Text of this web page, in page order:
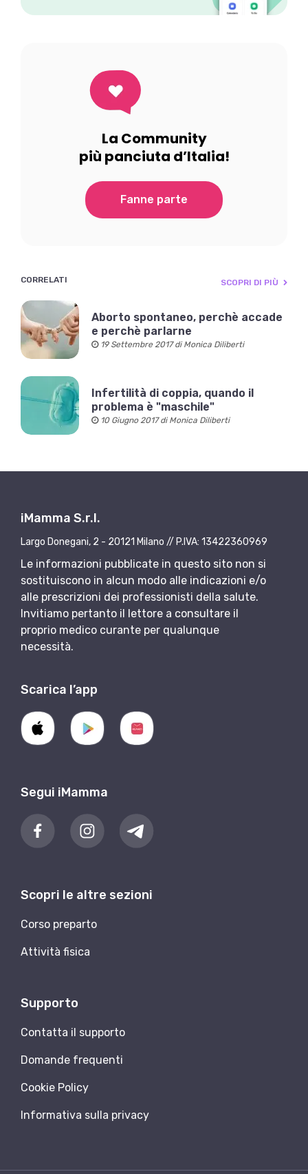
La Community
più panciuta d’Italia!
Fanne parte
CORRELATI SCOPRI DI PIÙ
Aborto spontaneo, perchè accade
e perchè parlarne
19 Settembre 2017 di Monica Diliberti
Infertilità di coppia, quando il
problema è "maschile"
10 Giugno 2017 di Monica Diliberti
iMamma S.r.l.
Largo Donegani, 2 - 20121 Milano // P.IVA: 13422360969
Le informazioni pubblicate in questo sito non si
sostituiscono in alcun modo alle indicazioni e/o
alle prescrizioni dei professionisti della salute.
Invitiamo pertanto il lettore a consultare il
proprio medico curante per qualunque
necessità.
Scarica l’app
Segui iMamma
Scopri le altre sezioni
Corso preparto
Attività fisica
Supporto
Contatta il supporto
Domande frequenti
Cookie Policy
Informativa sulla privacy